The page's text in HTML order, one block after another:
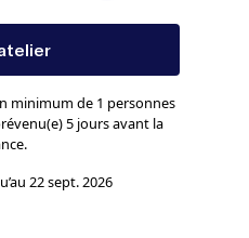
minimum de 1 personnes
5 jours avant la
22 sept. 2026